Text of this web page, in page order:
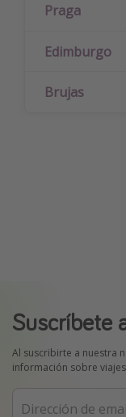
Praga
Edimburgo
Brujas
Suscríbete
Al suscribirte a nuestra
información sobre